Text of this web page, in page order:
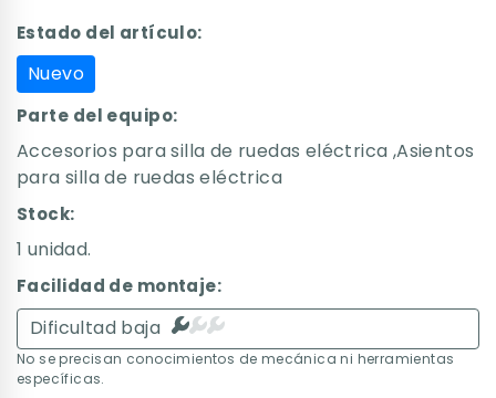
Estado del artículo:
Nuevo
Parte del equipo:
Accesorios para silla de ruedas eléctrica ,Asientos
para silla de ruedas eléctrica
Stock:
1 unidad.
Facilidad de montaje:
Dificultad baja
No se precisan conocimientos de mecánica ni herramientas
específicas.